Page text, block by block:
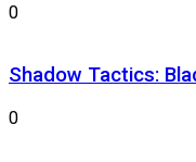
0
Shadow Tactics:
0